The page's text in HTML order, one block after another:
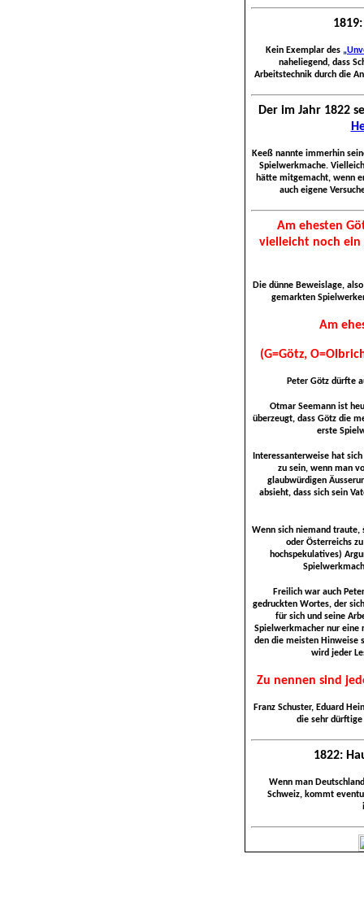
Kein Exemplar des
naheliegend, dass
Arbeitstechnik durch die
Der im Jahr 1822
Keeß nannte immerhin
Spielwerkmache.
hätte mitgemacht, wenn
auch eigene
Am ehesten
vielleicht noch ein
Die dünne Beweislage,
gemarkten
Am
(G=Götz,
Peter Götz dürfte
Otmar Seemann ist
überzeugt, dass Götz die
erste
Interessanterweise hat sich
zu sein, wenn man
glaubwürdigen
absieht, dass sich sein
Wenn sich niemand traute,
oder Österreichs
hochspekulatives)
Freilich war auch
gedruckten Wortes, der
für sich und seine
Spielwerkmacher nur eine
den die meisten Hinweise
wird jeder
Zu nennen sind
Franz Schuster, Eduard
die sehr
1822:
Wenn man
Schweiz, kommt